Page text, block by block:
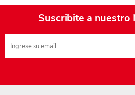
Suscribite a nuestro